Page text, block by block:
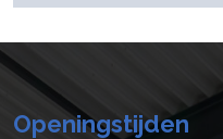
Openingstijden